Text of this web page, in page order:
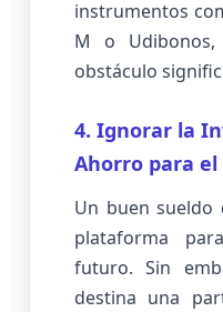
instrumentos
M o
obstáculo
4. Ignorar la
Ahorro para
Un buen sueldo
plataforma
futuro. Sin
destina una